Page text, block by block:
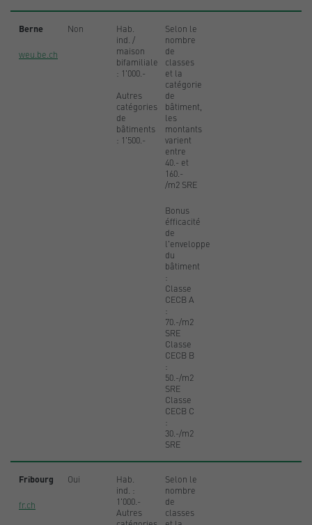
Berne
weu.be.ch
Non
Hab.
ind. /
maison
bifamiliale
: 1'000.-
Autres
catégories
de
bâtiments
: 1'500.-
Selon le
nombre
de
classes
et la
catégorie
de
bâtiment,
les
montants
varient
entre
40.- et
160.-
/m2 SRE
Bonus
éfficacité
de
l'enveloppe
du
bâtiment
:
Classe
CECB A
:
70.-/m2
SRE
Classe
CECB B
:
50.-/m2
SRE
Classe
CECB C
:
30.-/m2
SRE
Fribourg
fr.ch
Oui
Hab.
ind. :
1'000.-
Autres
Selon le
nombre
de
classes